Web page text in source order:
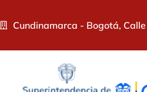
Cundinamarca - Bogotá,